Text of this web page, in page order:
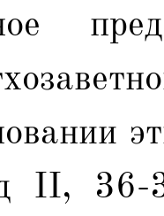
II, 36-